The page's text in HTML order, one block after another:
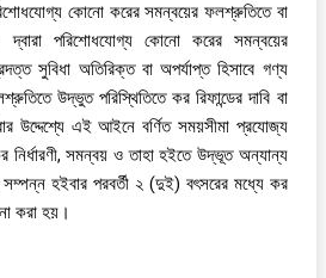
কোনো করের সমন্বয়ের ফলশ্রুতিতে বা
পরিশোধযোগ্য কোনো করের সমন্বয়ের
সুবিধা অতিরিক্ত বা অপর্যাপ্ত হিসাবে গণ্য
উদ্ভুত পরিস্থিতিতে কর রিফান্ডের দাবি বা
উদ্দেশ্যে এই আইনে বর্ণিত সময়সীমা প্রযোজ্য
সমন্বয় ও তাহা হইতে উদ্ভূত অন্যান্য
সম্পন্ন হইবার পরবর্তী ২ (দুই) বৎসরের মধ্যে কর
না করা হয়।